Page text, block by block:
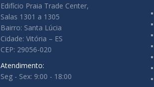
Edifício Praia Trade Center,
Salas 1301 a 1305
Bairro: Santa Lúcia
Cidade: Vitória – ES
CEP: 29056-020
Atendimento:
Seg - Sex: 9:00 - 18:00